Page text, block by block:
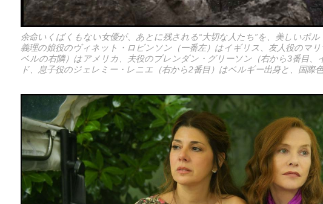
余命いくばくもない女優が、あとに残される“大切な人たち”を、美しいポ
義理の娘役のヴィネット・ロビンソン（一番左）はイギリス、友人役のマ
ベルの右隣）はアメリカ、夫役のブレンダン・グリーソン（右から3番目
ド、息子役のジェレミー・レニエ（右から2番目）はベルギー出身と、国際